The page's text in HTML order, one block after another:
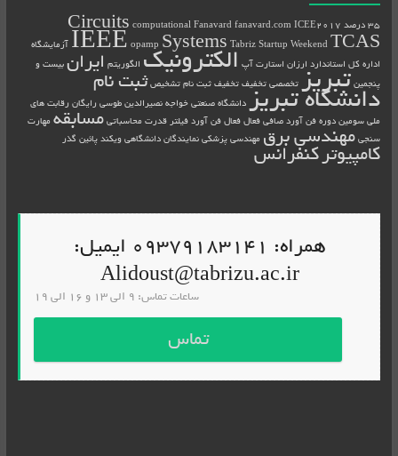
35 درصد Circuits computational Fanavard fanavard.com ICEE2017
IEEEopamp Systems Tabriz Startup Weekend TCAS
آزمایشگاه
اداره کل استاندارد ارزان استارت آپالکترونیک الگوریتم ایران بیست و
پنجمینتبریز تخصصی تخفیف تخفیف ثبت نام تشخیصثبت نام دانشگاه تبریز دانشگاه صنعتی خواجه نصیرالدین طوسی رایگان رقابت های
ملی سومین دوره فن آورد صافی فعال فعال فن آورد فیلتر قدرت محاسباتی مسابقه مهارت
سنجی مهندسی برق مهندسی پزشکی نمایندگان دانشگاهی ویکند پائین گذر
کامپیوتر کنفرانس
همراه: 09379183141 ایمیل:
Alidoust@tabrizu.ac.ir
ساعات تماس: 9 الی 13 و 16 الی 19
تماس